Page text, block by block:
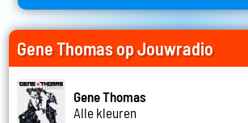
Gene Thomas op Jouwradio
Gene Thomas
Alle kleuren